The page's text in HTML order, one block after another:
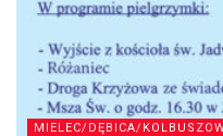
MIELEC/DĘBICA/